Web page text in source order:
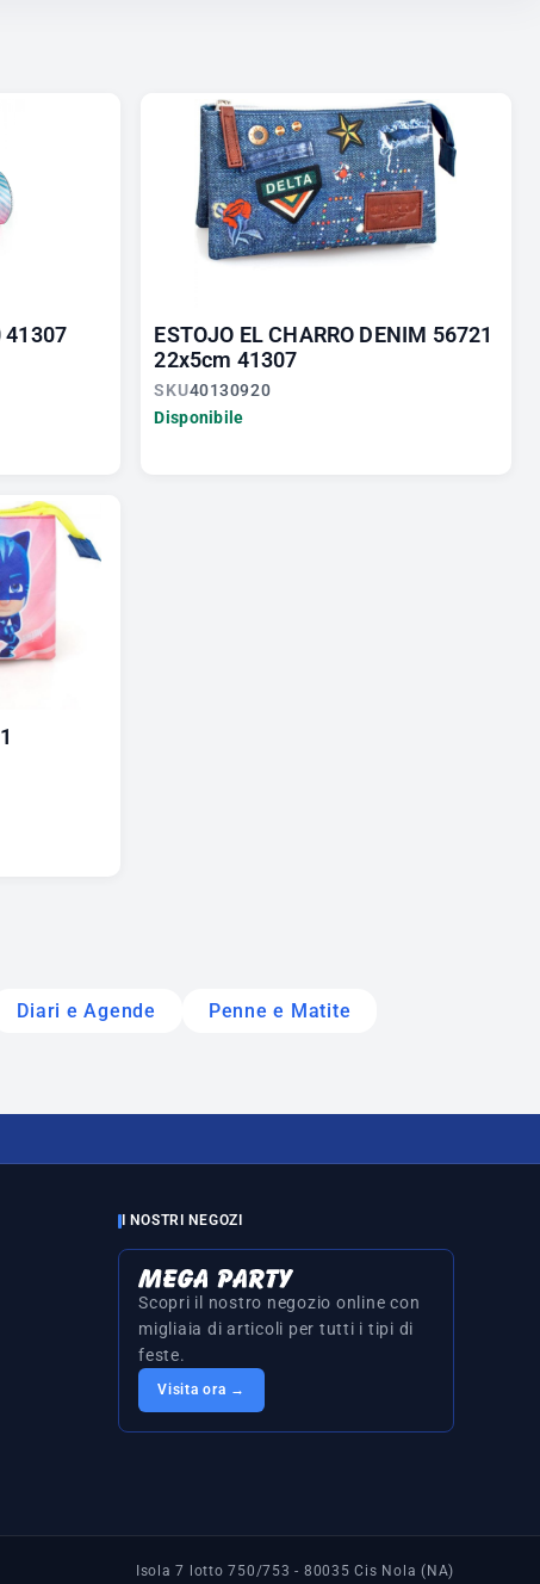
41307
ESTOJO EL CHARRO DENIM 56721
22x5cm 41307
SKU40130920
Disponibile
Diari e Agende Penne e Matite
I NOSTRI NEGOZI
Scopri il nostro negozio online con
migliaia di articoli per tutti i tipi di
feste.
Visita ora →
Isola 7 lotto 750/753 - 80035 Cis Nola (NA)